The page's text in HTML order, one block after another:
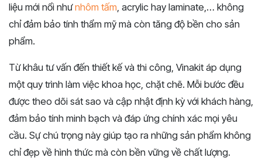
liệu mới nổi nhưnhôm tấm , acrylic hay laminate,… không
chỉ đảm bảo tính thẩm mỹ mà còn tăng độ bền cho sản
phẩm.
Từ khâu tư vấn đến thiết kế và thi công, Vinakit áp dụng
một quy trình làm việc khoa học, chặt chẽ. Mỗi bước đều
được theo dõi sát sao và cập nhật định kỳ với khách hàng,
đảm bảo tính minh bạch và đáp ứng chính xác mọi yêu
cầu. Sự chú trọng này giúp tạo ra những sản phẩm không
chỉ đẹp về hình thức mà còn bền vững về chất lượng.